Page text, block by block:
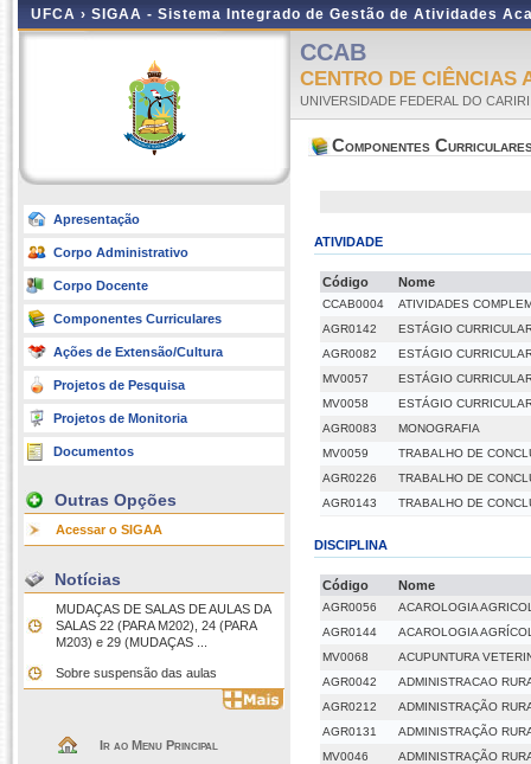
UFCA › SIGAA - Sistema Integrado de Gestão de Atividades
Apresentação
Corpo Administrativo
Corpo Docente
Componentes Curriculares
Ações de Extensão/Cultura
Projetos de Pesquisa
Projetos de Monitoria
Documentos
Outras Opções
Acessar o SIGAA
Notícias
MUDAÇAS DE SALAS DE AULAS DA
SALAS 22 (PARA M202), 24 (PARA
M203) e 29 (MUDAÇAS ...
Sobre suspensão das aulas
Ir ao Menu Principal
CCAB
CENTRO DE CIÊNCIAS
UNIVERSIDADE FEDERAL DO CARIRI
Componentes
ATIVIDADE
Código Nome
CCAB0004
ATIVIDADES
AGR0142
ESTÁGIO
AGR0082
ESTÁGIO
MV0057
ESTÁGIO
MV0058
ESTÁGIO
AGR0083
MONOGRAFIA
MV0059
TRABALHO DE
AGR0226
TRABALHO DE
AGR0143
TRABALHO DE
DISCIPLINA
Código Nome
AGR0056
ACAROLOGIA
AGR0144
ACAROLOGIA
MV0068
ACUPUNTURA
AGR0042
ADMINISTRACAO
AGR0212
ADMINISTRAÇÃO
AGR0131
ADMINISTRAÇÃO
MV0046
ADMINISTRAÇÃO